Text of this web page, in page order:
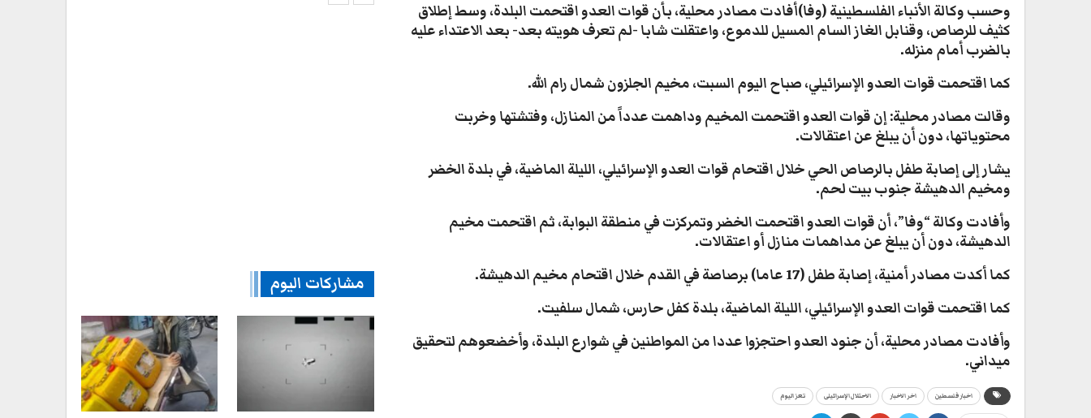
وحسب وكالة الأنباء الفلسطينية (وفا)أفادت مصادر محلية، بأن قوات العدو اقتحمت البلدة، وسط إطلاق
كثيف للرصاص، وقنابل الغاز السام المسيل للدموع، واعتقلت شابا -لم تعرف هويته بعد- بعد الاعتداء عليه
بالضرب أمام منزله.
كما اقتحمت قوات العدو الإسرائيلي، صباح اليوم السبت، مخيم الجلزون شمال رام الله.
وقالت مصادر محلية: إن قوات العدو اقتحمت المخيم وداهمت عدداً من المنازل، وفتشتها وخربت
محتوياتها، دون أن يبلغ عن اعتقالات.
يشار إلى إصابة طفل بالرصاص الحي خلال اقتحام قوات العدو الإسرائيلي، الليلة الماضية، في بلدة الخضر
ومخيم الدهيشة جنوب بيت لحم.
وأفادت وكالة “وفا”، أن قوات العدو اقتحمت الخضر وتمركزت في منطقة البوابة، ثم اقتحمت مخيم
الدهيشة، دون أن يبلغ عن مداهمات منازل أو اعتقالات.
كما أكدت مصادر أمنية، إصابة طفل (17 عاما) برصاصة في القدم خلال اقتحام مخيم الدهيشة.
كما اقتحمت قوات العدو الإسرائيلي، الليلة الماضية، بلدة كفل حارس، شمال سلفيت.
وأفادت مصادر محلية، أن جنود العدو احتجزوا عددا من المواطنين في شوارع البلدة، وأخضعوهم لتحقيق
ميداني.
اخبار فلسطين اخر الاخبار الاحتلال الإسرائيلى تعز اليوم
مشاركات اليوم